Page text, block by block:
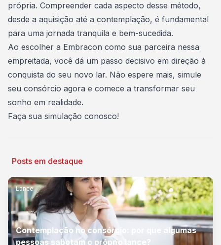
própria. Compreender cada aspecto desse método,
desde a aquisição até a contemplação, é fundamental
para uma jornada tranquila e bem-sucedida.
Ao escolher a Embracon como sua parceira nessa
empreitada, você dá um passo decisivo em direção à
conquista do seu novo lar. Não espere mais, simule
seu consórcio agora e comece a transformar seu
sonho em realidade.
Faça sua simulação conosco!
Posts em destaque
Lance
Contemplação no consórcio: por que algumas
pessoas sabotam o próprio lance?